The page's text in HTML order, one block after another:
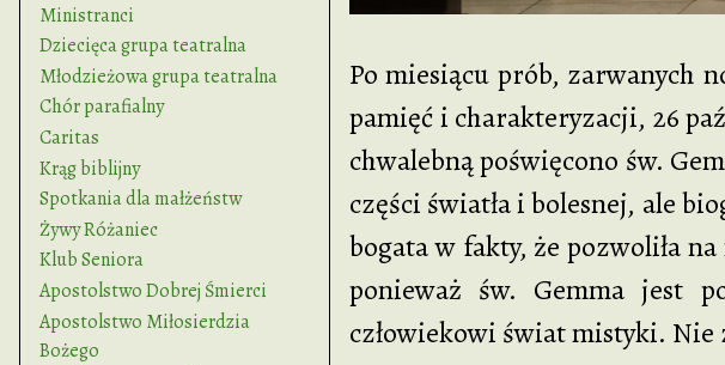
Ministranci
Dziecięca grupa teatralna
Młodzieżowa grupa teatralna
Chór parafialny
Caritas
Krąg biblijny
Spotkania dla małżeństw
Żywy Różaniec
Klub Seniora
Apostolstwo Dobrej Śmierci
Apostolstwo Miłosierdzia
Bożego
Po miesiącu prób, zarwanych
pamięć i charakteryzacji, 26
chwalebną poświęcono św.
części światła i bolesnej, ale
bogata w fakty, że pozwoliła
ponieważ św. Gemma jest
człowiekowi świat mistyki. Nie